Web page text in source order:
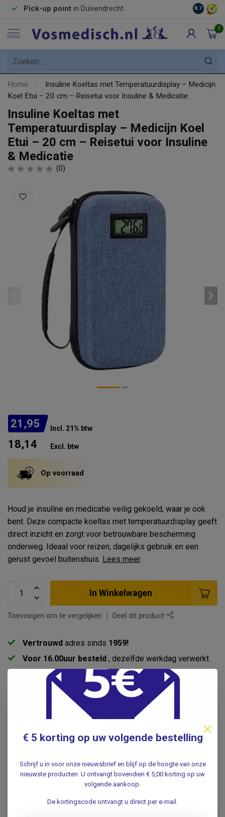
Pick-up point in Duivendrecht 8.7
MENU
0
Home /
Insuline Koeltas met Temperatuurdisplay – Medicijn
Koel Etui – 20 cm – Reisetui voor Insuline & Medicatie
Insuline Koeltas met
Temperatuurdisplay – Medicijn Koel
Etui – 20 cm – Reisetui voor Insuline
& Medicatie
(0)
21,95 Incl. 21% btw
18,14 Excl. btw
Op voorraad
Houd je insuline en medicatie veilig gekoeld, waar je ook
bent. Deze compacte koeltas met temperatuurdisplay geeft
direct inzicht en zorgt voor betrouwbare bescherming
onderweg. Ideaal voor reizen, dagelijks gebruik en een
gerust gevoel buitenshuis. Lees meer.
In Winkelwagen
Toevoegen om te vergelijken Deel dit product
Vertrouwd adres sinds 1959!
Voor 16.00uur besteld , dezelfde werkdag verwerkt.
verzending inNL & BEvanaf
€85 *
Pick-up point
in Duivendrecht
€ 5 korting op uw volgende bestelling
Schrijf u in voor onze nieuwsbrief en blijf op de hoogte van onze
nieuwste producten. U ontvangt bovendien € 5,00 korting op uw
volgende aankoop.
De kortingscode ontvangt u direct per e-mail.